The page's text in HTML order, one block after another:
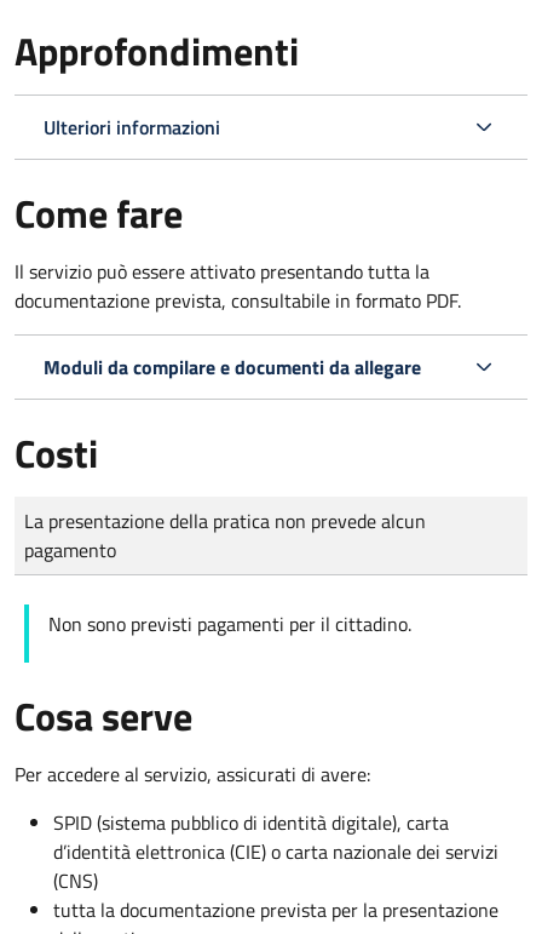
Approfondimenti
Ulteriori informazioni
Come fare
Il servizio può essere attivato presentando tutta la
documentazione prevista, consultabile in formato PDF.
Moduli da compilare e documenti da allegare
Costi
Tipo di pagamento
Importo
La presentazione della pratica non prevede alcun
pagamento
Non sono previsti pagamenti per il cittadino.
Cosa serve
Per accedere al servizio, assicurati di avere:
SPID (sistema pubblico di identità digitale), carta
d’identità elettronica (CIE) o carta nazionale dei servizi
(CNS)
tutta la documentazione prevista per la presentazione